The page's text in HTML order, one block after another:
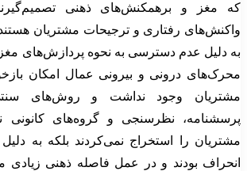
که مغز و برهمکنش‌های ذهنی
واکنش‌های رفتاری و ترجیحات مشتریان
به دلیل عدم دسترسی به نحوه پردازش‌های مغز
محرک‌های درونی و بیرونی عمال امکان
مشتریان وجود نداشت و روش‌های
پرسشنامه، نظرسنجی و گروه‌های کانونی
مشتریان را استخراج نمی‌کردند بلکه به
انحراف بودند و در عمل فاصله ذهنی زیادی